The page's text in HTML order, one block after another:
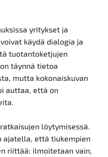
yritykset ja
käydä dialogia ja
tuotantoketjujen
täynnä tietoa
mutta kokonaiskuvan
auttaa, että on
löytymisessä.
ajatella, että tiukempien
riittää: ilmoitetaan vain,